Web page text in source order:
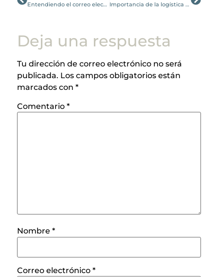
Entendiendo el correo electrónico Importancia de la logística en el comercio electrónico
Deja una respuesta
Tu dirección de correo electrónico no será
publicada. Los campos obligatorios están
marcados con *
Comentario *
Nombre *
Correo electrónico *